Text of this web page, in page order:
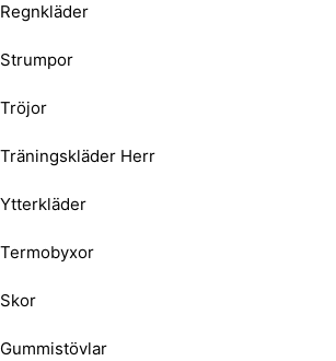
Regnkläder
Strumpor
Tröjor
Träningskläder Herr
Ytterkläder
Termobyxor
Skor
Gummistövlar